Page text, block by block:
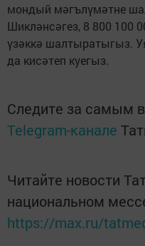
мондый мәгълүмәтне
Шикләнсәгез, 8 800 100
үзәккә шалтыратыгыз.
да кисәтеп куегыз.
Следите за самым
Telegram-канале
Читайте новости
национальном
https://max.ru/